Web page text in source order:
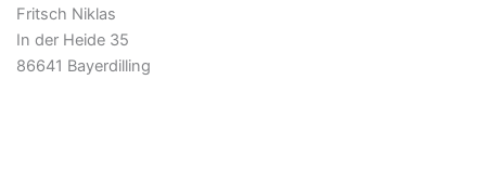
Fritsch Niklas
In der Heide 35
86641 Bayerdilling